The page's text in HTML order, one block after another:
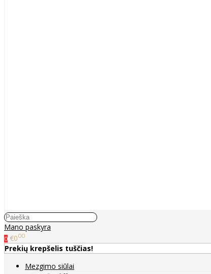
Mano paskyra
0 €000
Prekių krepšelis tuščias!
Mezgimo siūlai